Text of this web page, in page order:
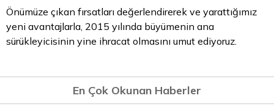
Önümüze çıkan fırsatları değerlendirerek ve yarattığımız
yeni avantajlarla, 2015 yılında büyümenin ana
sürükleyicisinin yine ihracat olmasını umut ediyoruz.
En Çok Okunan Haberler